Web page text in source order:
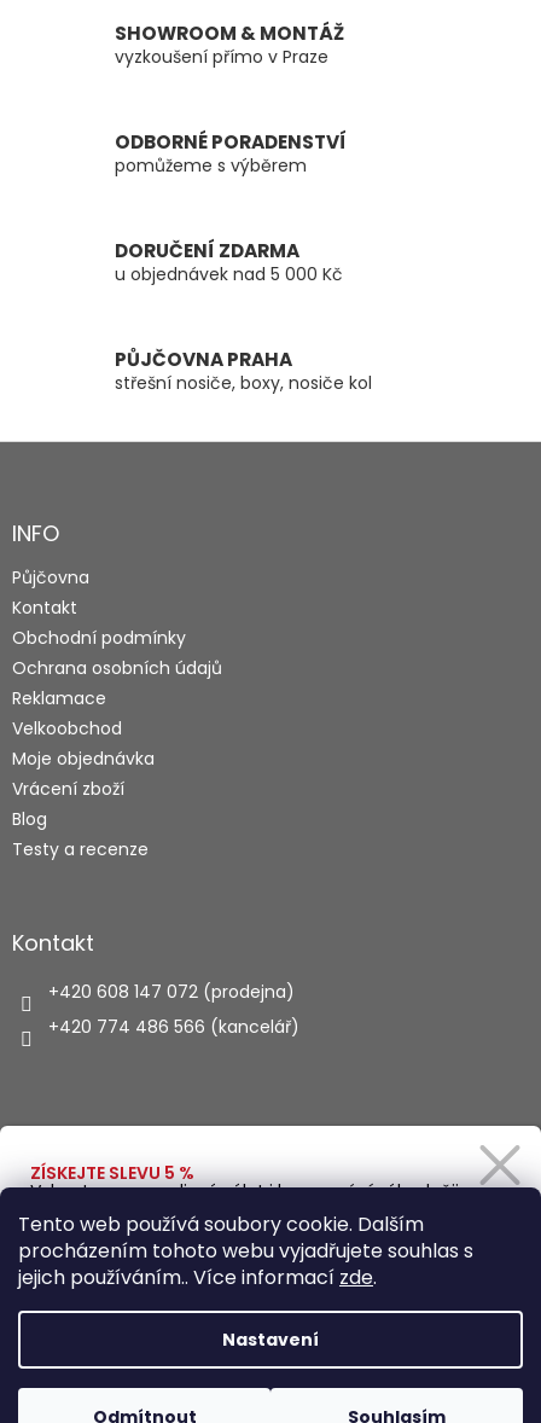
Tento web používá soubory cookie. Dalším
procházením tohoto webu vyjadřujete souhlas s
jejich používáním.. Více informací zde.
Nastavení
Odmítnout Souhlasím
SHOWROOM & MONTÁŽ
vyzkoušení přímo v Praze
ODBORNÉ PORADENSTVÍ
pomůžeme s výběrem
DORUČENÍ ZDARMA
u objednávek nad 5 000 Kč
PŮJČOVNA PRAHA
střešní nosiče, boxy, nosiče kol
Z
aINFO
Půjčovna
Kontakt
Obchodní podmínky
Ochrana osobních údajů
Reklamace
Velkoobchod
Moje objednávka
Vrácení zboží
Blog
Testy a recenze
Kontakt
+420 608 147 072 (prodejna)
+420 774 486 566 (kancelář)
HLEDAT
Copyright 2026Autohaus.cz. Všechna práva vyhrazena.
ZÍSKEJTE SLEVU 5 %
Vybavte se na rodinný výlet i kempování výhodněji.
Zadejte svůj e-mail a obratem Vám pošleme
slevový kód.
Zásady zpracování osobních údajů